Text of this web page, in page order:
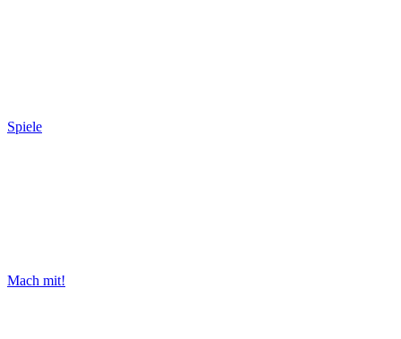
Spiele
Mach mit!